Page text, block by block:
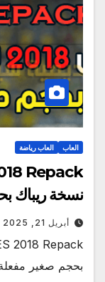
العاب العاب رياضة
نسخة ريباك
أبريل 21, 2025